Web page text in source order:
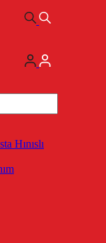
Hınıslı